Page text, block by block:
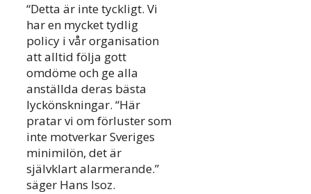
“Detta är inte tyckligt. Vi
har en mycket tydlig
policy i vår organisation
att alltid följa gott
omdöme och ge alla
anställda deras bästa
lyckönskningar. “Här
pratar vi om förluster som
inte motverkar Sveriges
minimilön, det är
självklart alarmerande.”
säger Hans Isoz.